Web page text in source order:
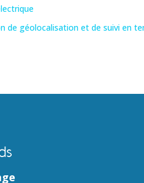
de géolocalisation et de suivi en